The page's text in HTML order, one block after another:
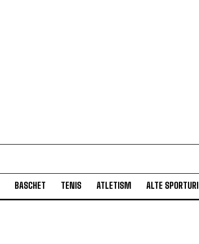
BASCHET TENIS ATLETISM ALTE SPORTURI